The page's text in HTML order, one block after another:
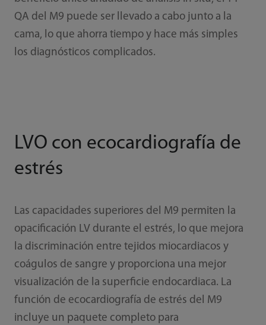
QA del M9 puede ser llevado a cabo junto a la
cama, lo que ahorra tiempo y hace más simples
los diagnósticos complicados.
LVO con ecocardiografía de
estrés
Las capacidades superiores del M9 permiten la
opacificación LV durante el estrés, lo que mejora
la discriminación entre tejidos miocardiacos y
coágulos de sangre y proporciona una mejor
visualización de la superficie endocardiaca. La
función de ecocardiografía de estrés del M9
incluye un paquete completo para